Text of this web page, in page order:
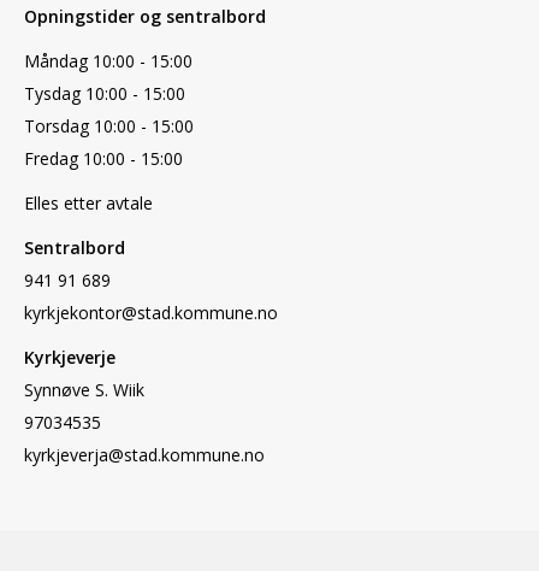
Opningstider og sentralbord
Måndag 10:00 - 15:00
Tysdag 10:00 - 15:00
Torsdag 10:00 - 15:00
Fredag 10:00 - 15:00
Elles etter avtale
Sentralbord
941 91 689
kyrkjekontor@stad.kommune.no
Kyrkjeverje
Synnøve S. Wiik
97034535
kyrkjeverja@stad.kommune.no